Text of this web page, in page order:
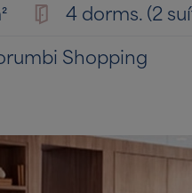
4 dorms. (2
Shopping